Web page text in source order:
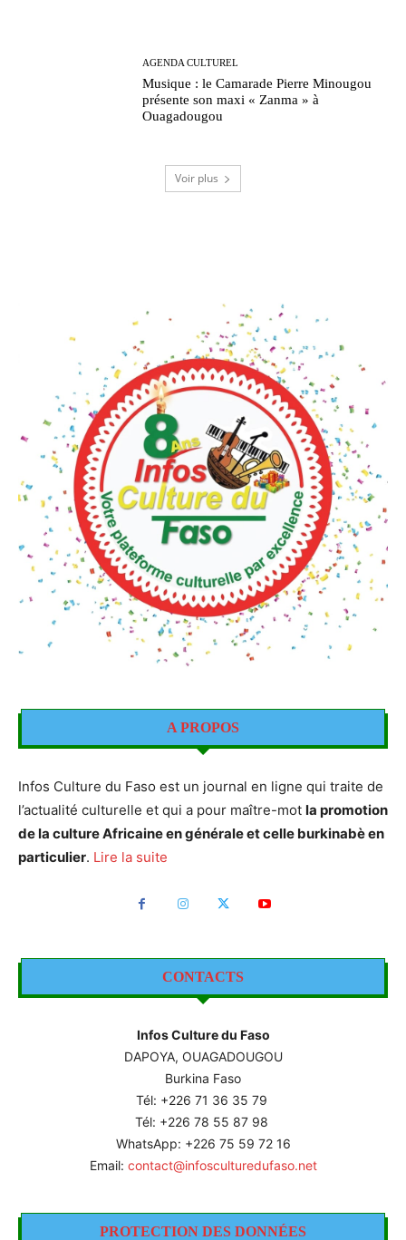
AGENDA CULTUREL
Musique : le Camarade Pierre Minougou
présente son maxi « Zanma » à
Ouagadougou
Voir plus
A PROPOS
Infos Culture du Faso est un journal en ligne qui traite de
l’actualité culturelle et qui a pour maître-mot la promotion
de la culture Africaine en générale et celle burkinabè en
particulier. Lire la suite
CONTACTS
Infos Culture du Faso
DAPOYA, OUAGADOUGOU
Burkina Faso
Tél: +226 71 36 35 79
Tél: +226 78 55 87 98
WhatsApp: +226 75 59 72 16
Email: contact@infosculturedufaso.net
PROTECTION DES DONNÉES